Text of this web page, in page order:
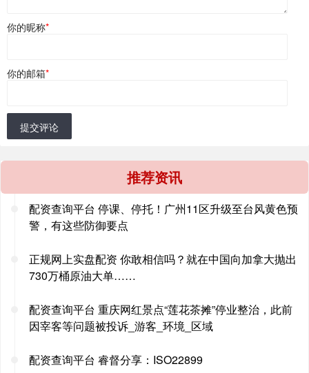
你的昵称*
你的邮箱*
提交评论
推荐资讯
配资查询平台 停课、停托！广州11区升级至台风黄色预
警，有这些防御要点
正规网上实盘配资 你敢相信吗？就在中国向加拿大抛出
730万桶原油大单……
配资查询平台 重庆网红景点“莲花茶摊”停业整治，此前
因宰客等问题被投诉_游客_环境_区域
配资查询平台 睿督分享：ISO22899